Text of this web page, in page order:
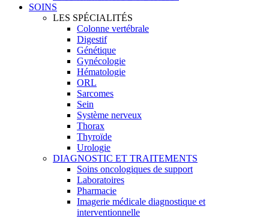
SOINS
LES SPÉCIALITÉS
Colonne vertébrale
Digestif
Génétique
Gynécologie
Hématologie
ORL
Sarcomes
Sein
Système nerveux
Thorax
Thyroïde
Urologie
DIAGNOSTIC ET TRAITEMENTS
Soins oncologiques de support
Laboratoires
Pharmacie
Imagerie médicale diagnostique et
interventionnelle